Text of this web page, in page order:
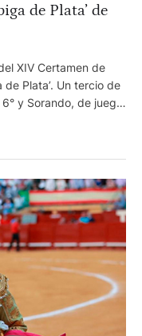
de Plata’ de
XIV Certamen de
de Plata’. Un tercio de
y Sorando, de juego
silencio tras aviso y
de su lote,
que se concede en